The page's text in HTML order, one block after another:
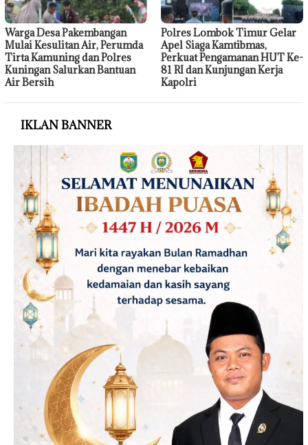
Warga Desa Pakembangan
Mulai Kesulitan Air, Perumda
Tirta Kamuning dan Polres
Kuningan Salurkan Bantuan
Air Bersih
Polres Lombok Timur Gelar
Apel Siaga Kamtibmas,
Perkuat Pengamanan HUT Ke-
81 RI dan Kunjungan Kerja
Kapolri
IKLAN BANNER